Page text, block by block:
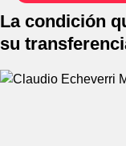
La condición
su